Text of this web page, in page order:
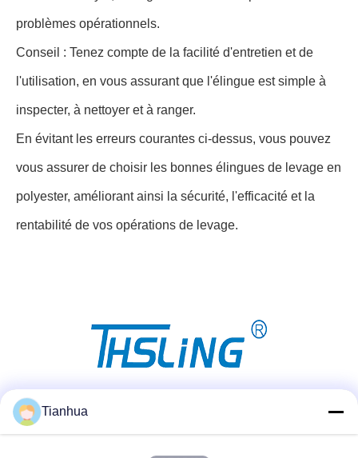
problèmes opérationnels.
Conseil : Tenez compte de la facilité d'entretien et de
l'utilisation, en vous assurant que l'élingue est simple à
inspecter, à nettoyer et à ranger.
En évitant les erreurs courantes ci-dessus, vous pouvez
vous assurer de choisir les bonnes élingues de levage en
polyester, améliorant ainsi la sécurité, l'efficacité et la
rentabilité de vos opérations de levage.
Tianhua